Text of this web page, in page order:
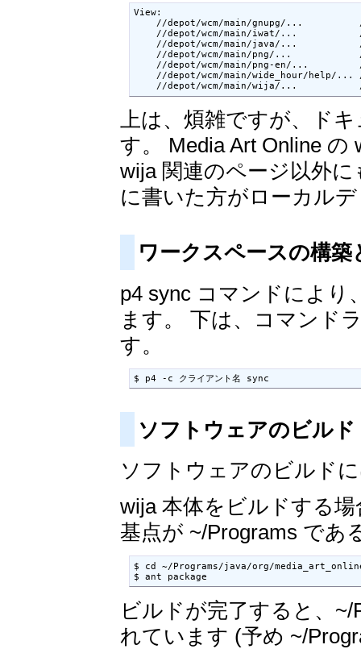
View:
//depot/wcm/main/gnupg/...
//depot/wcm/main/iwat/...
//depot/wcm/main/java/...
//depot/wcm/main/png/...
//depot/wcm/main/png-en/...
//depot/wcm/main/wide_hour/help/...
//depot/wcm/main/wija/...
上は、煩雑ですが、ド
す。 Media Art Online の
wija 関連のページ以外
に書いた方がローカル
ワークスペースの構
p4 sync コマンドにより
ます。 下は、コマンド
す。
$ p4 -c クライアント名 sync
ソフトウェアのビルド
ソフトウェアのビルド
wija 本体をビルドする
基点が ~/Programs であ
$ cd ~/Programs/java/org/
$ ant package
ビルドが完了すると、
れています (予め ~/